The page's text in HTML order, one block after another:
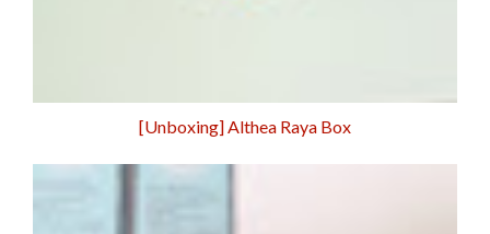
[Unboxing] Althea Raya Box